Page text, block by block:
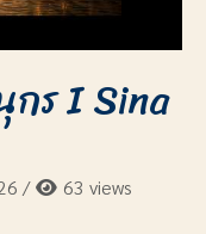
ร I Sina
/
63 views